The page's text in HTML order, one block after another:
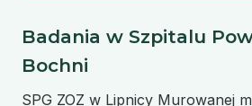
Badania w Szpitalu
Bochni
SPG ZOZ w Lipnicy Murowanej